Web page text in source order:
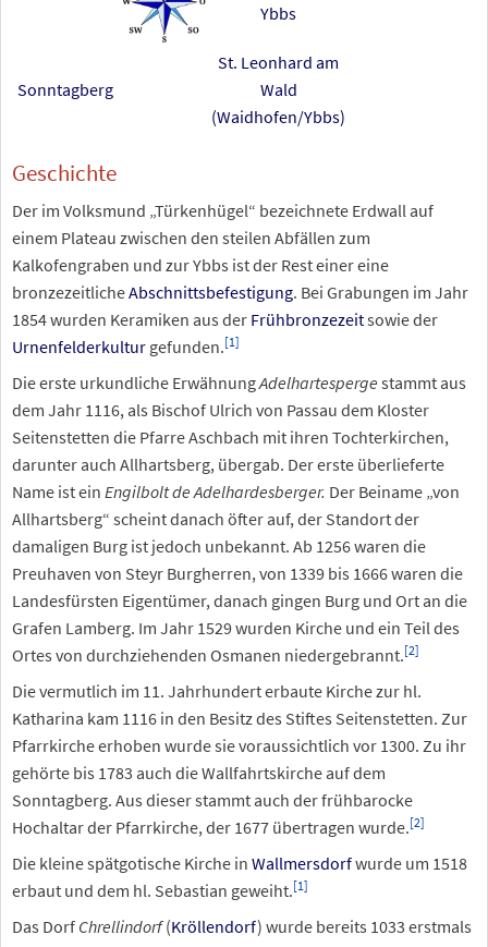
Ybbs
Sonntagberg
St. Leonhard am
Wald
(Waidhofen/Ybbs)
Geschichte
Der im Volksmund „Türkenhügel“ bezeichnete Erdwall auf
einem Plateau zwischen den steilen Abfällen zum
Kalkofengraben und zur Ybbs ist der Rest einer eine
bronzezeitlicheAbschnittsbefestigung. Bei Grabungen im Jahr
1854 wurden Keramiken aus der Frühbronzezeitsowie der
Urnenfelderkultur gefunden.[1]
Die erste urkundliche ErwähnungAdelhartesperge stammt aus
dem Jahr 1116, als Bischof Ulrich von Passau dem Kloster
Seitenstetten die Pfarre Aschbach mit ihren Tochterkirchen,
darunter auch Allhartsberg, übergab. Der erste überlieferte
Name ist ein Engilbolt de Adelhardesberger. Der Beiname „von
Allhartsberg“ scheint danach öfter auf, der Standort der
damaligen Burg ist jedoch unbekannt. Ab 1256 waren die
Preuhaven von Steyr Burgherren, von 1339 bis 1666 waren die
Landesfürsten Eigentümer, danach gingen Burg und Ort an die
Grafen Lamberg. Im Jahr 1529 wurden Kirche und ein Teil des
Ortes von durchziehenden Osmanen niedergebrannt.[2]
Die vermutlich im 11. Jahrhundert erbaute Kirche zur hl.
Katharina kam 1116 in den Besitz des Stiftes Seitenstetten. Zur
Pfarrkirche erhoben wurde sie voraussichtlich vor 1300. Zu ihr
gehörte bis 1783 auch die Wallfahrtskirche auf dem
Sonntagberg. Aus dieser stammt auch der frühbarocke
Hochaltar der Pfarrkirche, der 1677 übertragen wurde.[2]
Die kleine spätgotische Kirche in Wallmersdorfwurde um 1518
erbaut und dem hl. Sebastian geweiht.[1]
Das Dorf Chrellindorf(Kröllendorf) wurde bereits 1033 erstmals